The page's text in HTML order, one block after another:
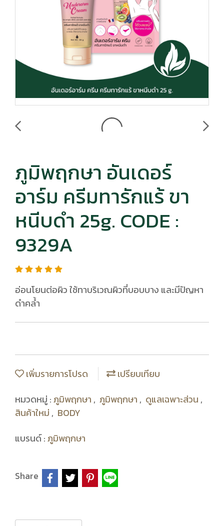
ภูมิพฤกษา อันเดอร์
อาร์ม ครีมทารักแร้ ขา
หนีบดำ 25g. CODE :
9329A
อ่อนโยนต่อผิว ใช้ทาบริเวณผิวที่บอบบาง และมีปัญหา
ดำคล้ำ
เพิ่มรายการโปรด
เปรียบเทียบ
หมวดหมู่ :ภูมิพฤกษา , ภูมิพฤกษา , ดูแลเฉพาะส่วน ,
สินค้าใหม่ , BODY
แบรนด์ :ภูมิพฤกษา
Share